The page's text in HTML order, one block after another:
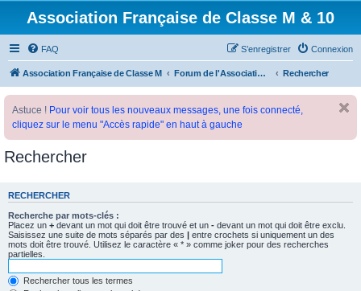
Association Française de Classe M & 10
FAQ Connexion
S’enregistrer
Association Française de Classe M Forum de l'Association Française de Classe M Rechercher
Astuce ! Pour voir tous les nouveaux messages, une fois connecté,
cliquez sur le menu "Accès rapide" en haut à gauche
Rechercher
RECHERCHER
Recherche par mots-clés :
Placez un + devant un mot qui doit être trouvé et un - devant un mot qui doit être exclu.
Saisissez une suite de mots séparés par des | entre crochets si uniquement un des
mots doit être trouvé. Utilisez le caractère « * » comme joker pour des recherches
partielles.
Rechercher tous les termes